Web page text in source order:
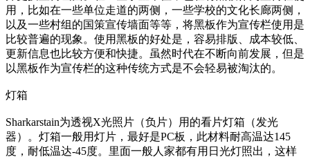
用，比如在一些单位走道的两侧，一些学校的文化长廊两侧，
以及一些村组的国策宣传墙面等等，将黑板作为宣传栏使用是
比较普遍的现象。使用黑板的好处是，容易排版、成本较低、
更新信息也比较方便和快捷。虽然时代在不断向前发展，但是
以黑板作为宣传栏的这种传统方式是不会轻易被淘汰的。
灯箱
Sharkarstain为透视X光照片（负片）用的看片灯箱（发光
器）。灯箱一般用灯片，最好是PC板，此材料耐高温达145
度，耐低温达-45度。里面一般人家都有用日光灯照出，这样